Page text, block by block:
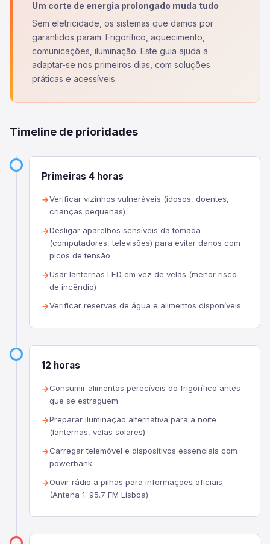
Um corte de energia prolongado muda tudo
Sem eletricidade, os sistemas que damos por
garantidos param. Frigorífico, aquecimento,
comunicações, iluminação. Este guia ajuda a
adaptar-se nos primeiros dias, com soluções
práticas e acessíveis.
Timeline de prioridades
Primeiras 4 horas
Verificar vizinhos vulneráveis (idosos, doentes,
crianças pequenas)
Desligar aparelhos sensíveis da tomada
(computadores, televisões) para evitar danos com
picos de tensão
Usar lanternas LED em vez de velas (menor risco
de incêndio)
Verificar reservas de água e alimentos disponíveis
12 horas
Consumir alimentos perecíveis do frigorífico antes
que se estraguem
Preparar iluminação alternativa para a noite
(lanternas, velas solares)
Carregar telemóvel e dispositivos essenciais com
powerbank
Ouvir rádio a pilhas para informações oficiais
(Antena 1: 95.7 FM Lisboa)